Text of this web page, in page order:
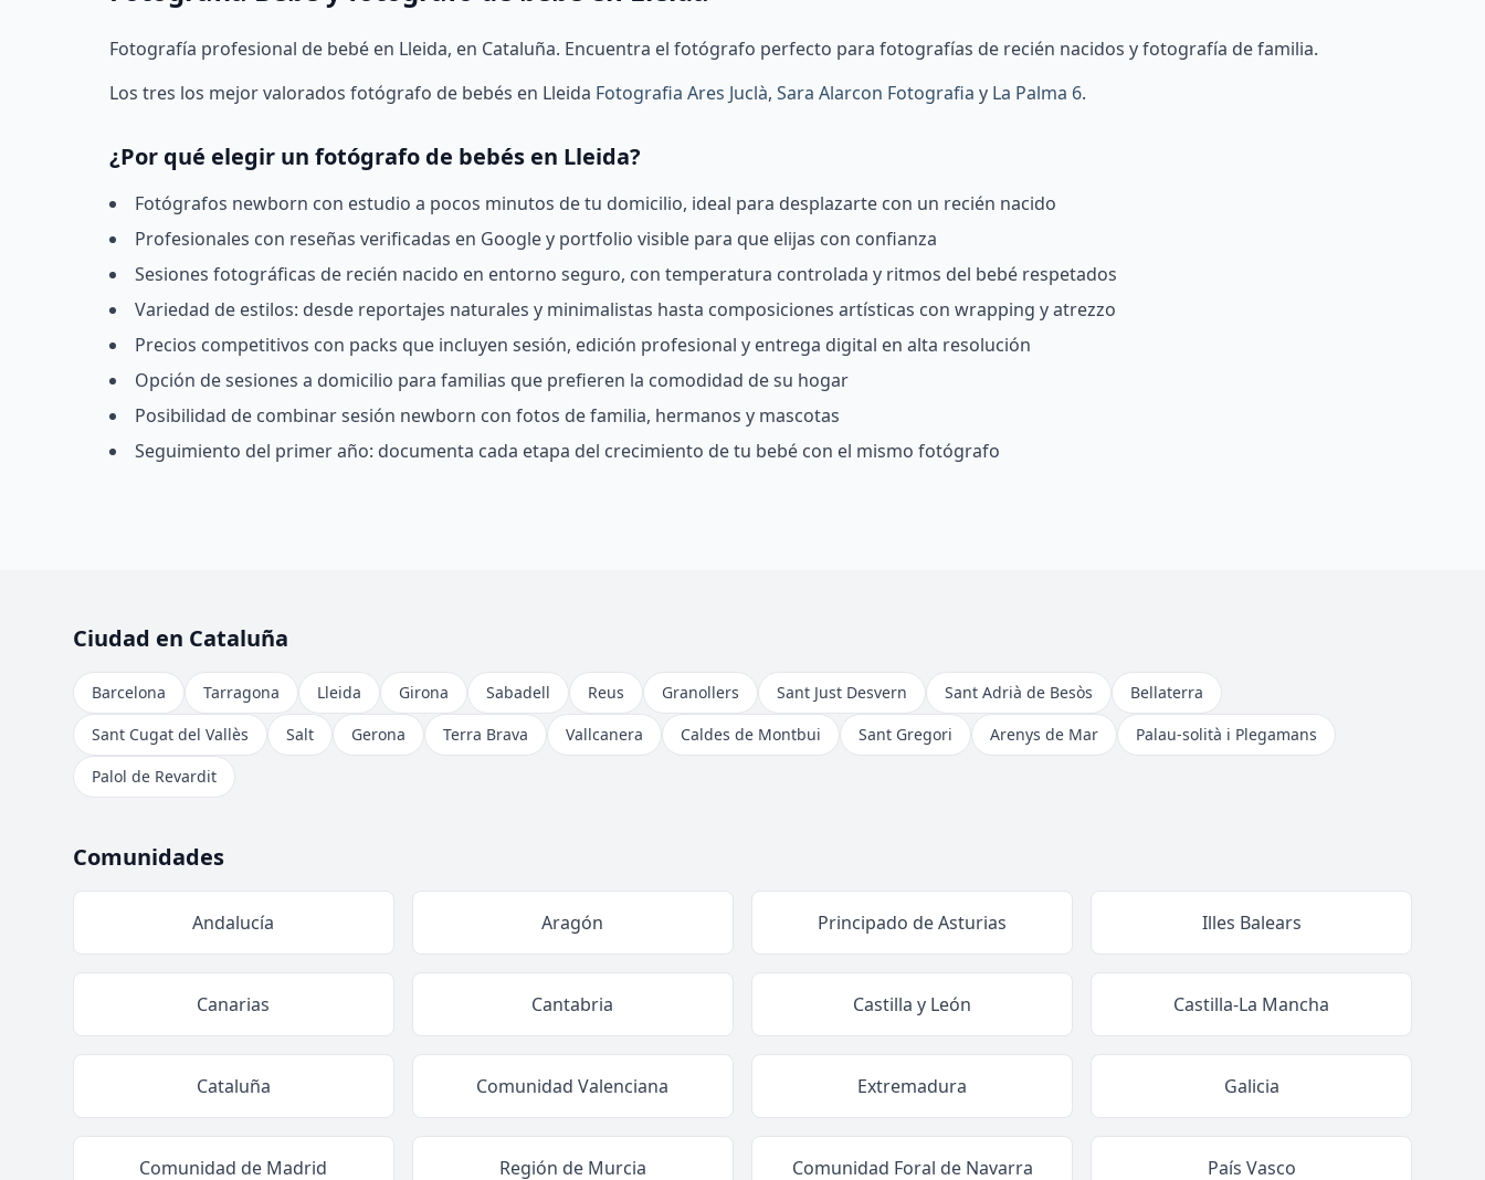
Fotografía profesional de bebé en Lleida, en Cataluña. Encuentra el fotógrafo perfecto para fotografías de recién nacidos y fotografía de familia.
Los tres los mejor valorados fotógrafo de bebés en Lleida Fotografia Ares Juclà,Sara Alarcon Fotografia y La Palma 6.
¿Por qué elegir un fotógrafo de bebés en Lleida?
Fotógrafos newborn con estudio a pocos minutos de tu domicilio, ideal para desplazarte con un recién nacido
Profesionales con reseñas verificadas en Google y portfolio visible para que elijas con confianza
Sesiones fotográficas de recién nacido en entorno seguro, con temperatura controlada y ritmos del bebé respetados
Variedad de estilos: desde reportajes naturales y minimalistas hasta composiciones artísticas con wrapping y atrezzo
Precios competitivos con packs que incluyen sesión, edición profesional y entrega digital en alta resolución
Opción de sesiones a domicilio para familias que prefieren la comodidad de su hogar
Posibilidad de combinar sesión newborn con fotos de familia, hermanos y mascotas
Seguimiento del primer año: documenta cada etapa del crecimiento de tu bebé con el mismo fotógrafo
Ciudad en Cataluña
Barcelona Tarragona Lleida Girona Sabadell Reus Granollers Sant Just Desvern Sant Adrià de Besòs
Bellaterra
Sant Cugat del Vallès
Salt Gerona Terra Brava Vallcanera Caldes de Montbui Sant Gregori Arenys de Mar
Palau-solità i Plegamans
Palol de Revardit
Comunidades
Andalucía Aragón Principado de Asturias Illes Balears
Canarias Cantabria Castilla y León Castilla-La Mancha
Cataluña Comunidad Valenciana Extremadura Galicia
Comunidad de Madrid Región de Murcia Comunidad Foral de Navarra País Vasco